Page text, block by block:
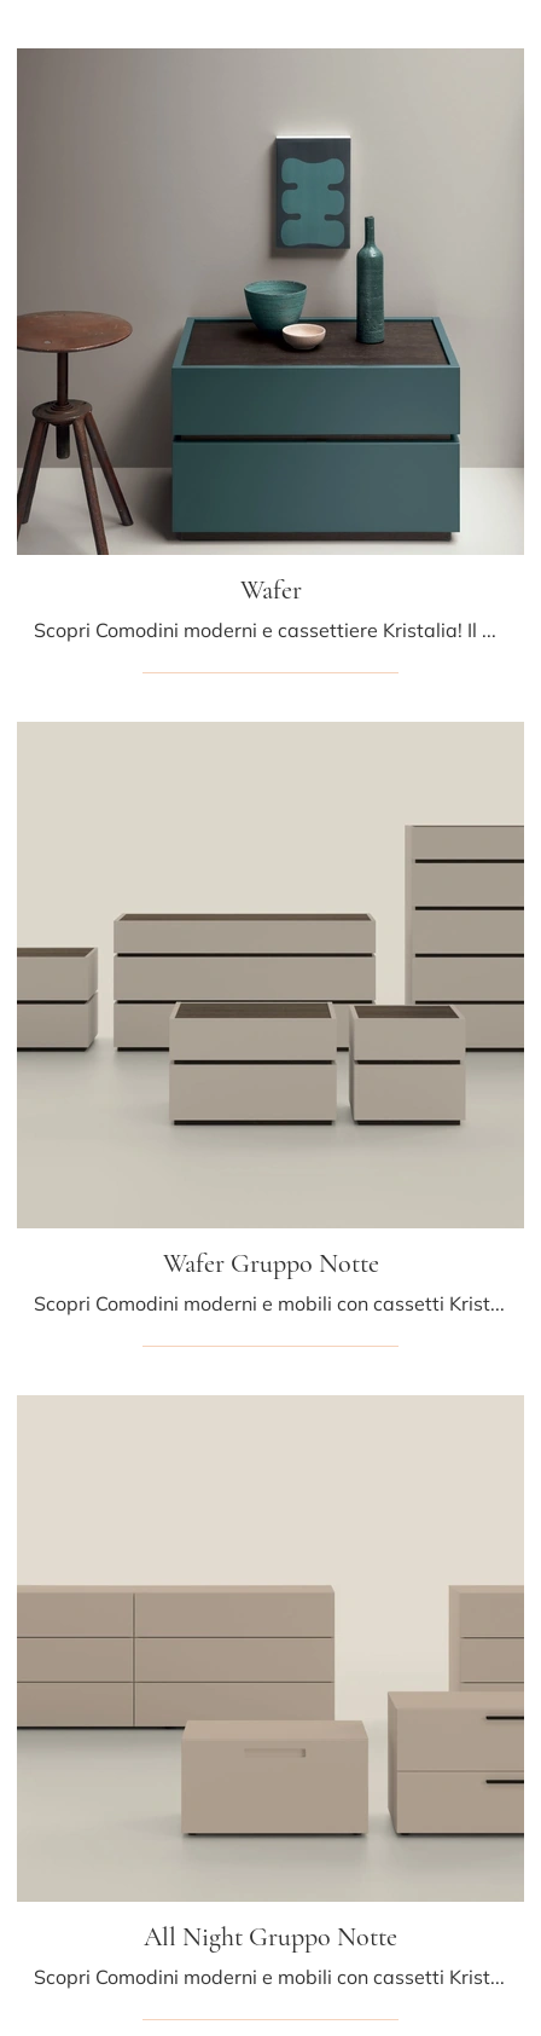
Wafer
Scopri Comodini moderni e cassettiere Kristalia! Il modello Wafer costruito in laccato opaco è la soluzione ottimale.
Wafer Gruppo Notte
Scopri Comodini moderni e mobili con cassetti Kristalia! Il modello Wafer Gruppo Notte costruito in laccato opaco è il miglior acquisto.
All Night Gruppo Notte
Scopri Comodini moderni e mobili con cassetti Kristalia! Il modello All Night Gruppo Notte costruito in laccato opaco è la soluzione ottimale.